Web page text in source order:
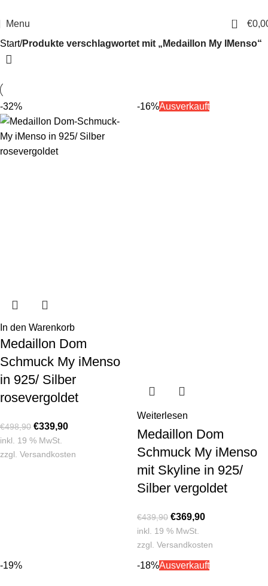
Menu 0 €
Start Produkte verschlagwortet mit „Medaillon My IMenso“
-32%
In den Warenkorb
Medaillon Dom
Schmuck My iMenso
in 925/ Silber
rosevergoldet
€498,90 €339,90
inkl. 19 % MwSt.
zzgl. Versandkosten
-16%Ausverkauft
Weiterlesen
Medaillon Dom
Schmuck My iMenso
mit Skyline in 925/
Silber vergoldet
€439,90 €369,90
inkl. 19 % MwSt.
zzgl. Versandkosten
-19% -18%Ausverkauft